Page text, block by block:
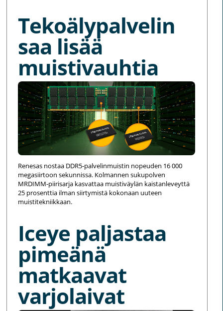
Tekoälypalvelin
saa lisää
muistivauhtia
Renesas nostaa DDR5-palvelinmuistin nopeuden 16 000
megasiirtoon sekunnissa. Kolmannen sukupolven
MRDIMM-piirisarja kasvattaa muistiväylän kaistanleveyttä
25 prosenttia ilman siirtymistä kokonaan uuteen
muistitekniikkaan.
Iceye paljastaa
pimeänä
matkaavat
varjolaivat